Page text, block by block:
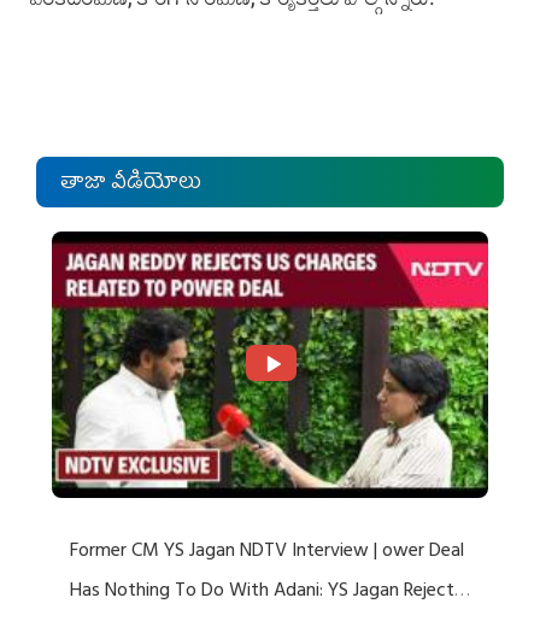
తాజా వీడియోలు
Former CM YS Jagan NDTV Interview | ower Deal
Has Nothing To Do With Adani: YS Jagan Rejects